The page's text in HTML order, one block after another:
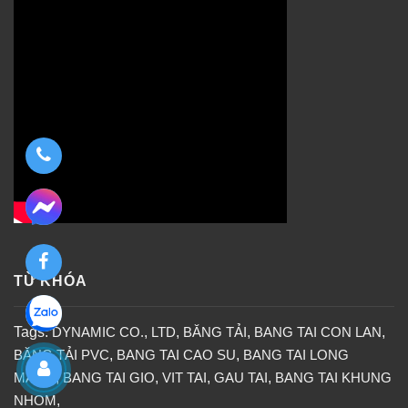
TỪ KHÓA
Tags:DYNAMIC CO., LTD, BĂNG TẢI , BANG TAI CON LAN,
BĂNG TẢI PVC, BANG TAI CAO SU, BANG TAI LONG
MANG ,BANG TAI GIO, VIT TAI , GAU TAI , BANG TAI KHUNG
NHOM ,